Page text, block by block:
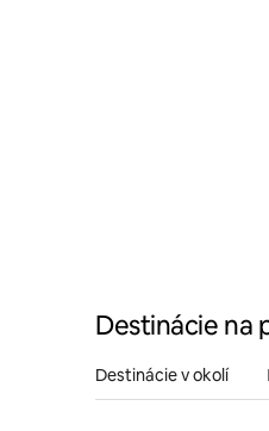
Destinácie na
Destinácie v okolí